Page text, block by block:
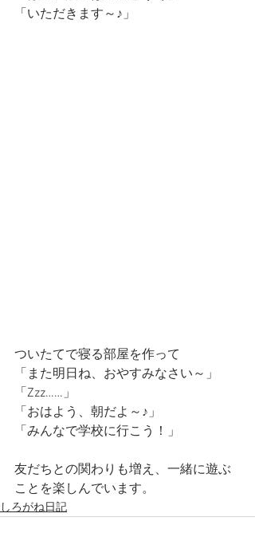
「いただきます～♪」
ついたてで寝る部屋を作って
「また明日ね、おやすみなさい～」
「Zzz……」
「おはよう、朝だよ～♪」
「みんなで学校に行こう！」
友だちとの関わりも増え、一緒に遊ぶ
ことを楽しんでいます。
しろがね日記